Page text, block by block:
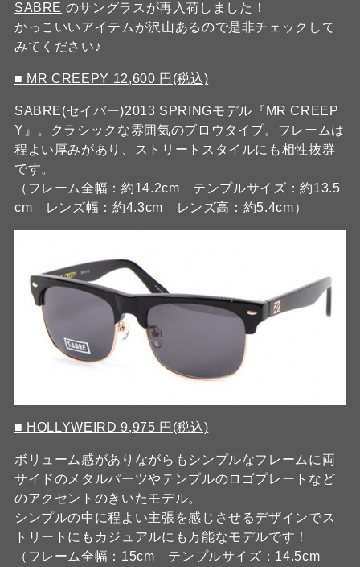
SABRE のサングラスが再入荷しました！
かっこいいアイテムが沢山あるので是非チェックして
みてください♪
■ MR CREEPY 12,600 円(税込)
SABRE(セイバー)2013 SPRINGモデル『MR CREEP
Y』。クラシックな雰囲気のブロウタイプ。フレームは
程よい厚みがあり、ストリートスタイルにも相性抜群
です。
（フレーム全幅：約14.2cm テンプルサイズ：約13.5
cm レンズ幅：約4.3cm レンズ高：約5.4cm）
■ HOLLYWEIRD 9,975 円(税込)
ボリューム感がありながらもシンプルなフレームに両
サイドのメタルパーツやテンプルのロゴプレートなど
のアクセントのきいたモデル。
シンプルの中に程よい主張を感じさせるデザインでス
トリートにもカジュアルにも万能なモデルです！
（フレーム全幅：15cm テンプルサイズ：14.5cm